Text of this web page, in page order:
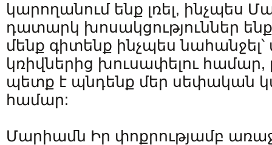
կարողանում ենք լռել, ինչպես
դատարկ խոսակցություններ ենք
մենք գիտենք ինչպես նահանջել՝
կռիվներից խուսափելու
պետք է պնդենք մեր սեփական
համար:
Մարիամն Իր փոքրությամբ